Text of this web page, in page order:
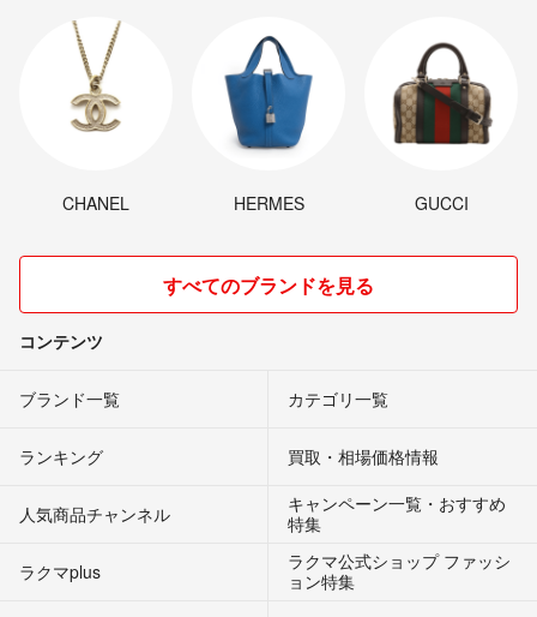
CHANEL HERMES GUCCI
すべてのブランドを見る
コンテンツ
ブランド一覧 カテゴリ一覧
ランキング 買取・相場価格情報
人気商品チャンネル
キャンペーン一覧・おすすめ
特集
ラクマplus
ラクマ公式ショップ ファッシ
ョン特集